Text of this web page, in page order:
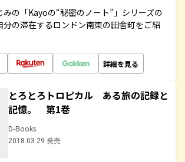
の「Kayoの“秘密のノート”」シリーズの
分の滞在するロンドン南東の田舎町をご紹
詳細を見る
とろとろトロピカル ある旅の記録と
記憶。 第1巻
D-Books
2018.03.29 発売